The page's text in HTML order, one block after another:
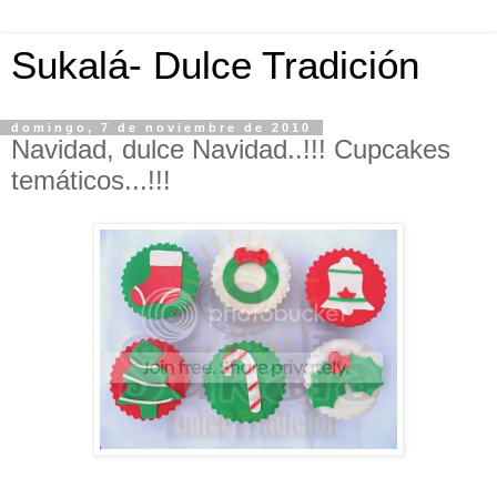
Sukalá- Dulce Tradición
domingo, 7 de noviembre de 2010
Navidad, dulce Navidad..!!! Cupcakes
temáticos...!!!